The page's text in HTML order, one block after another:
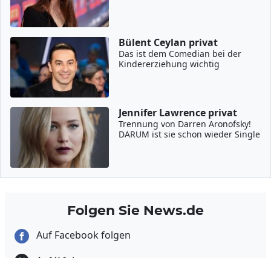
Bülent Ceylan privat
Das ist dem Comedian bei der
Kindererziehung wichtig
Jennifer Lawrence privat
Trennung von Darren Aronofsky!
DARUM ist sie schon wieder Single
Folgen Sie News.de
Auf Facebook folgen